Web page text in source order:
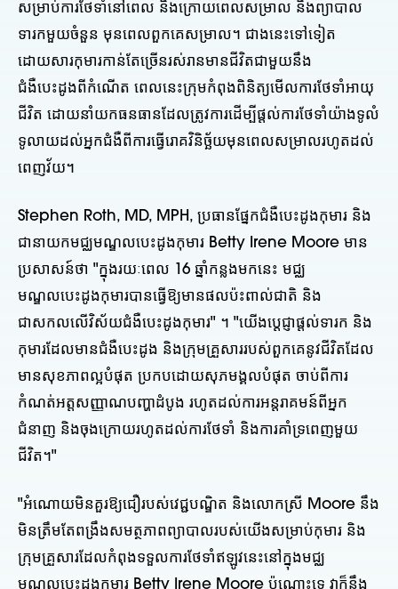
សម្រាប់ការថែទាំនៅពេល និងក្រោយពេលសម្រាល និងព្យាបាល
ទារកមួយចំនួន មុនពេលពួកគេសម្រាល។ ជាងនេះទៅទៀត
ដោយសារកុមារកាន់តែច្រើនរស់រានមានជីវិតជាមួយនឹង
ជំងឺបេះដូងពីកំណើត ពេលនេះក្រុមកំពុងពិនិត្យមើលការថែទាំអាយុ
ជីវិត ដោយនាំយកធនធានដែលត្រូវការដើម្បីផ្តល់ការថែទាំយ៉ាងទូលំ
ទូលាយដល់អ្នកជំងឺពីការធ្វើរោគវិនិច្ឆ័យមុនពេលសម្រាលរហូតដល់
ពេញវ័យ។
Stephen Roth, MD, MPH, ប្រធានផ្នែកជំងឺបេះដូងកុមារ និង
ជានាយកមជ្ឈមណ្ឌលបេះដូងកុមារ Betty Irene Moore មាន
ប្រសាសន៍ថា "ក្នុងរយៈពេល 16 ឆ្នាំកន្លងមកនេះ មជ្ឈ
មណ្ឌលបេះដូងកុមារបានធ្វើឱ្យមានផលប៉ះពាល់ជាតិ និង
ជាសកលលើវិស័យជំងឺបេះដូងកុមារ" ។ "យើងប្តេជ្ញាផ្តល់ទារក និង
កុមារដែលមានជំងឺបេះដូង និងក្រុមគ្រួសាររបស់ពួកគេនូវជីវិតដែល
មានសុខភាពល្អបំផុត ប្រកបដោយសុភមង្គលបំផុត ចាប់ពីការ
កំណត់អត្តសញ្ញាណបញ្ហាដំបូង រហូតដល់ការអន្តរាគមន៍ពីអ្នក
ជំនាញ និងចុងក្រោយរហូតដល់ការថែទាំ និងការគាំទ្រពេញមួយ
ជីវិត។"
"អំណោយមិនគួរឱ្យជឿរបស់វេជ្ជបណ្ឌិត និងលោកស្រី Moore នឹង
មិនត្រឹមតែពង្រឹងសមត្ថភាពព្យាបាលរបស់យើងសម្រាប់កុមារ និង
ក្រុមគ្រួសារដែលកំពុងទទួលការថែទាំឥឡូវនេះនៅក្នុងមជ្ឈ
មណ្ឌលបេះដូងកុមារ Betty Irene Moore ប៉ុណ្ណោះទេ វាក៏នឹង